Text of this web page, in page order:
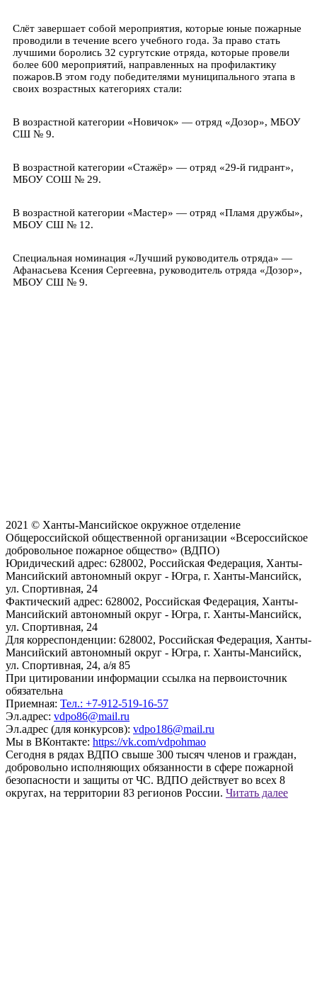
Слёт завершает собой мероприятия, которые юные пожарные
проводили в течение всего учебного года. За право стать
лучшими боролись 32 сургутские отряда, которые провели
более 600 мероприятий, направленных на профилактику
пожаров.В этом году победителями муниципального этапа в
своих возрастных категориях стали:
В возрастной категории «Новичок» — отряд «Дозор», МБОУ
СШ № 9.
В возрастной категории «Стажёр» — отряд «29-й гидрант»,
МБОУ СОШ № 29.
В возрастной категории «Мастер» — отряд «Пламя дружбы»,
МБОУ СШ № 12.
Специальная номинация «Лучший руководитель отряда» —
Афанасьева Ксения Сергеевна, руководитель отряда «Дозор»,
МБОУ СШ № 9.
2021 © Ханты-Мансийское окружное отделение
Общероссийской общественной организации «Всероссийское
добровольное пожарное общество» (ВДПО)
Юридический адрес: 628002, Российская Федерация, Ханты-
Мансийский автономный округ - Югра, г. Ханты-Мансийск,
ул. Спортивная, 24
Фактический адрес: 628002, Российская Федерация, Ханты-
Мансийский автономный округ - Югра, г. Ханты-Мансийск,
ул. Спортивная, 24
Для корреспонденции: 628002, Российская Федерация, Ханты-
Мансийский автономный округ - Югра, г. Ханты-Мансийск,
ул. Спортивная, 24, а/я 85
При цитировании информации ссылка на первоисточник
обязательна
Приемная: Тел.: +7-912-519-16-57
Эл.адрес: vdpo86@mail.ru
Эл.адрес (для конкурсов): vdpo186@mail.ru
Мы в ВКонтакте: https://vk.com/vdpohmao
Сегодня в рядах ВДПО свыше 300 тысяч членов и граждан,
добровольно исполняющих обязанности в сфере пожарной
безопасности и защиты от ЧС. ВДПО действует во всех 8
округах, на территории 83 регионов России. Читать далее